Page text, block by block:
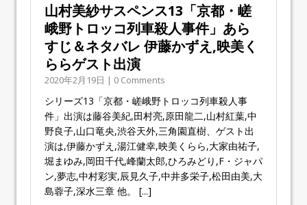
山村美紗サスペンス13「京都・嵯
峨野トロッコ列車殺人事件」あら
すじ＆ネタバレ 伊藤かずえ,映美く
ららゲスト出演
2020年2月19日 | 0 Comments
シリーズ13「京都・嵯峨野トロッコ列車殺人事
件」出演は藤谷美紀,田村亮,原田龍二,山村紅葉,中
野良子,山口竜央,渋谷天外,三角園直樹、ゲスト出
演は,伊藤かずえ,湯江健幸,映美くらら,大家由祐子,
堀まゆみ,岡田千代,峰蘭太郎,ひろみどり,F・ジャパ
ン,夢志,中村彩実,辰見久子,中井多栄子,松田由美,大
島蓉子,深水三章 他。 [...]